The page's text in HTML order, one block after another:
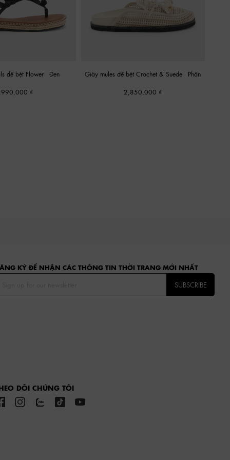
đế bệt Flower
Đen
Giày mules đế bệt Crochet & Suede
Phấn
2,850,000
KÝ ĐỂ NHẬN CÁC THÔNG TIN THỜI TRANG MỚI NHẤT
SUBSCRIBE
DÕI CHÚNG TÔI